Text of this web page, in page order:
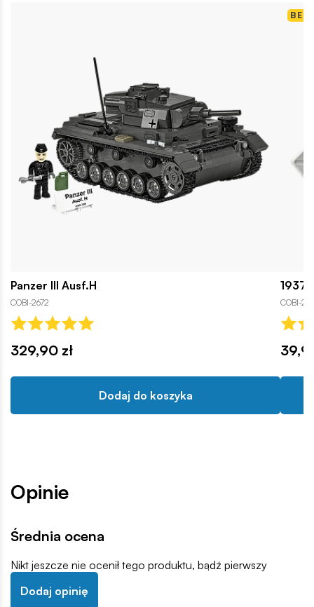
Panzer III Ausf.H
COBI-2672
329,90 zł
Dodaj do koszyka
1937
COBI-
Opinie
Średnia ocena
Nikt jeszcze nie ocenił tego produktu, bądź pierwszy
Dodaj opinię